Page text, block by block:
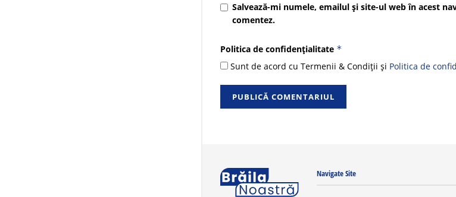
Salvează-mi numele, emailul și site-ul web în acest
comentez.
Politica de confidențialitate *
Sunt de acord cu Termenii & Condiții și Politica de
Navigate Site